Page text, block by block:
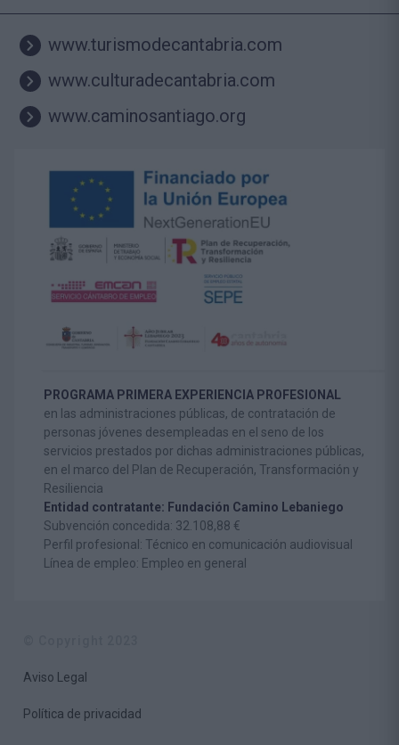
www.turismodecantabria.com
www.culturadecantabria.com
www.caminosantiago.org
PROGRAMA PRIMERA EXPERIENCIA PROFESIONAL
en las administraciones públicas, de contratación de
personas jóvenes desempleadas en el seno de los
servicios prestados por dichas administraciones públicas,
en el marco del Plan de Recuperación, Transformación y
Resiliencia
Entidad contratante: Fundación Camino Lebaniego
Subvención concedida: 32.108,88 €
Perfil profesional: Técnico en comunicación audiovisual
Línea de empleo: Empleo en general
Aviso Legal
Política de privacidad